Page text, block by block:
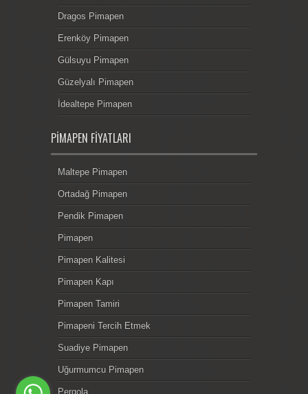
Dragos Pimapen
Erenköy Pimapen
Gülsuyu Pimapen
Güzelyalı Pimapen
İdealtepe Pimapen
PIMAPEN FIYATLARI
Maltepe Pimapen
Ortadağ Pimapen
Pendik Pimapen
Pimapen
Pimapen Kalitesi
Pimapen Kapı
Pimapen Tamiri
Pimapeni Tercih Etmek
Suadiye Pimapen
Uğurmumcu Pimapen
Pergola